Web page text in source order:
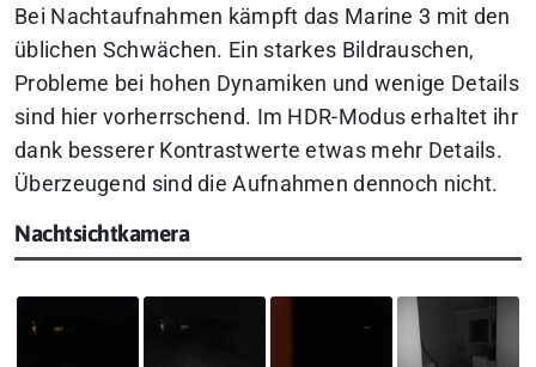
Bei Nachtaufnahmen kämpft das Marine 3 mit den
üblichen Schwächen. Ein starkes Bildrauschen,
Probleme bei hohen Dynamiken und wenige Details
sind hier vorherrschend. Im HDR-Modus erhaltet ihr
dank besserer Kontrastwerte etwas mehr Details.
Überzeugend sind die Aufnahmen dennoch nicht.
Nachtsichtkamera